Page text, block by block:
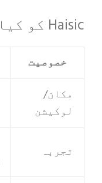
Haisic کو کیا منفرد بناتا ہے؟
خصوصیت
مکان/
لوکیشن
تجربہ